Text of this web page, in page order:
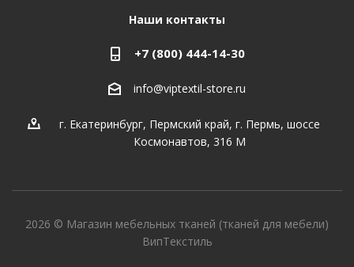
Наши контакты
+7 (800) 444-14-30
info@viptextil-store.ru
г. Екатеринбург, Пермский край, г. Пермь, шоссе
Космонавтов, 316 М
2026 © Магазин мебельных тканей (тканей для мебели)
ВипТекстиль